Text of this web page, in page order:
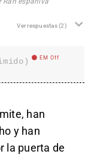
Ver respuestas(2)
EM Off
han
y han
la puerta de